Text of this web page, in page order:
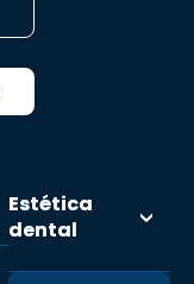
Estética
dental